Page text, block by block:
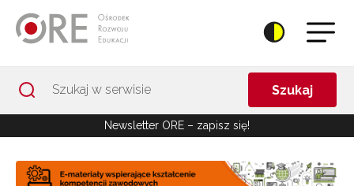
Szukaj
Newsletter ORE – zapisz się!